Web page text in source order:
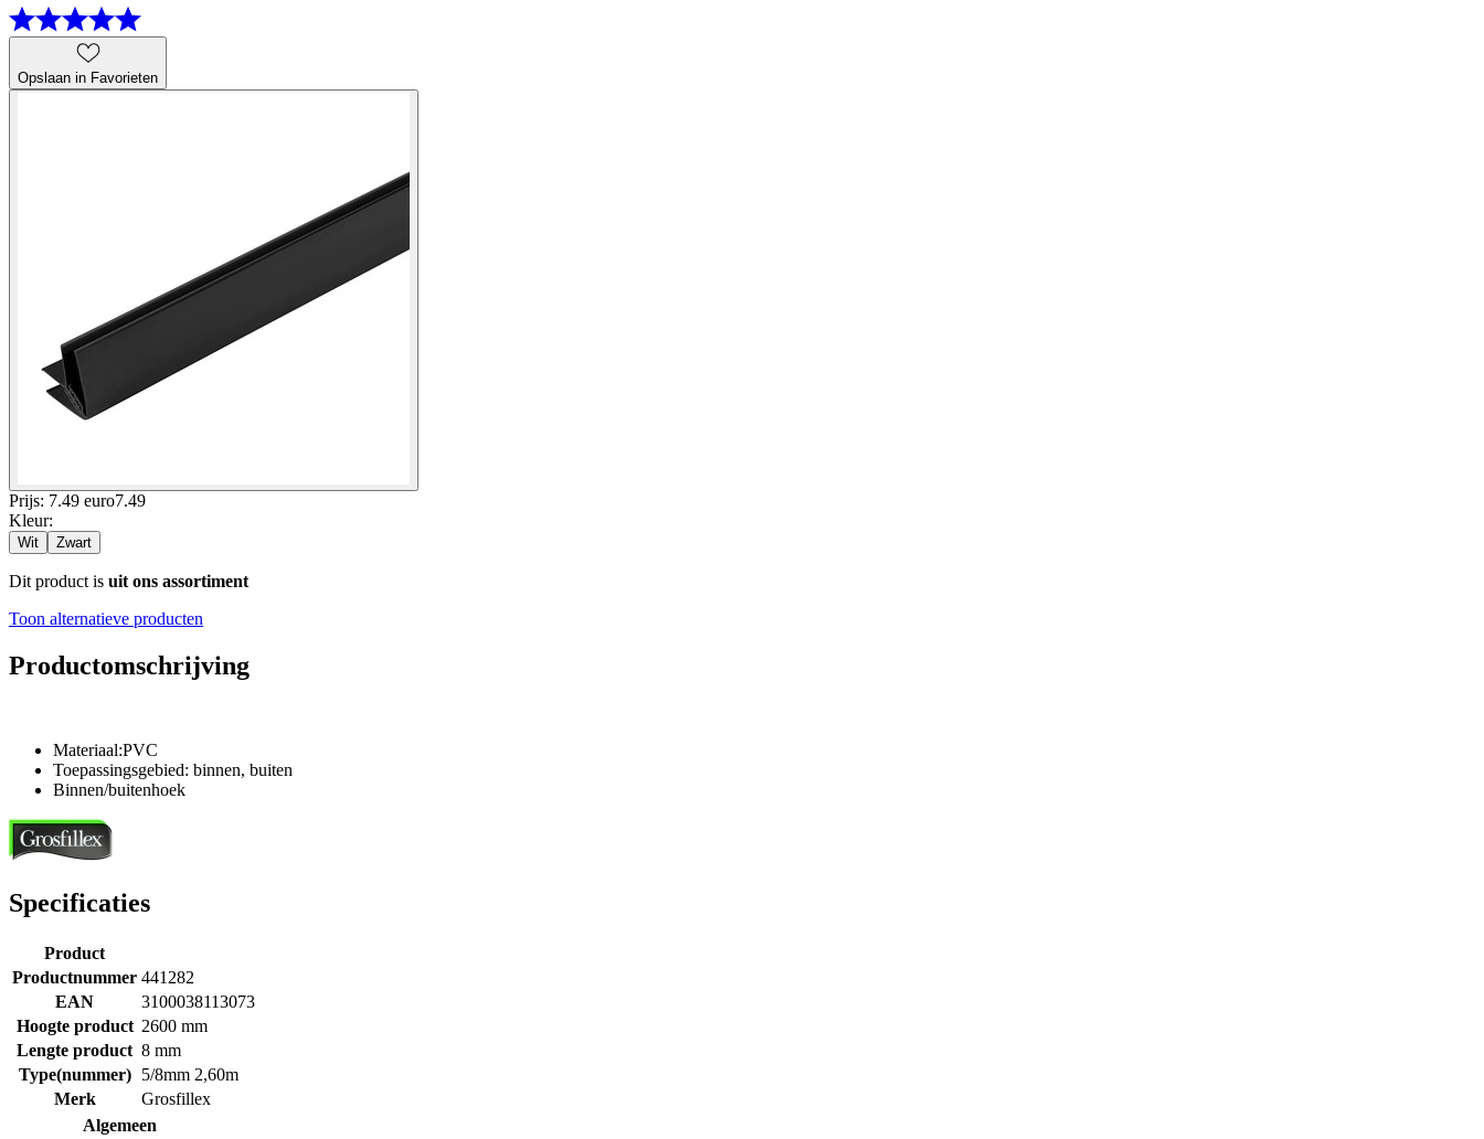
Opslaan in Favorieten
Prijs: 7.49 euro7.49
Kleur:
Wit Zwart
Dit product is uit ons assortiment
Toon alternatieve producten
Productomschrijving
Materiaal:PVC
Toepassingsgebied: binnen, buiten
Binnen/buitenhoek
Specificaties
Product
Productnummer 441282
EAN
3100038113073
Hoogte product 2600 mm
Lengte product 8 mm
Type(nummer)
5/8mm 2,60m
Merk
Grosfillex
Algemeen